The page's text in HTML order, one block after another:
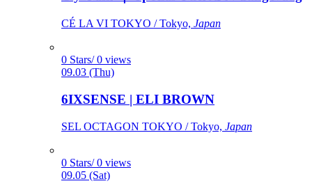
CÉ LA VI TOKYO / Tokyo, Japan
0 Stars/ 0 views
09.03 (Thu)
6IXSENSE | ELI BROWN
SEL OCTAGON TOKYO / Tokyo, Japan
0 Stars/ 0 views
09.05 (Sat)